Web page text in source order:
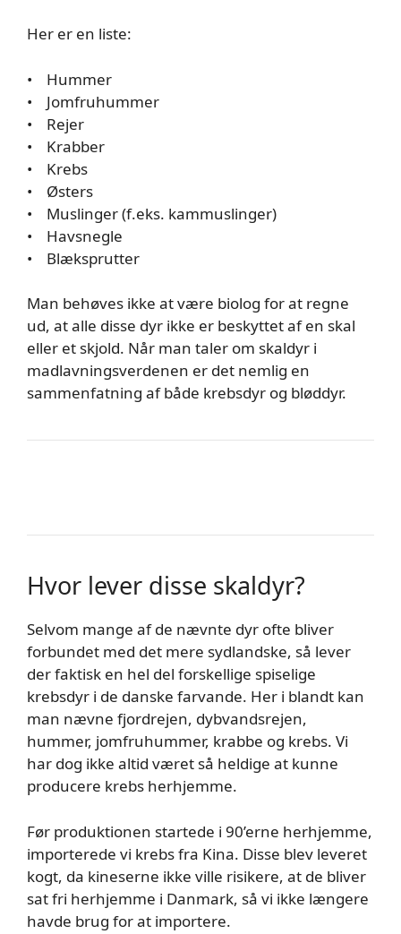
Her er en liste:
• Hummer
• Jomfruhummer
• Rejer
• Krabber
• Krebs
• Østers
• Muslinger (f.eks. kammuslinger)
• Havsnegle
• Blæksprutter
Man behøves ikke at være biolog for at regne
ud, at alle disse dyr ikke er beskyttet af en skal
eller et skjold. Når man taler om skaldyr i
madlavningsverdenen er det nemlig en
sammenfatning af både krebsdyr og bløddyr.
Hvor lever disse skaldyr?
Selvom mange af de nævnte dyr ofte bliver
forbundet med det mere sydlandske, så lever
der faktisk en hel del forskellige spiselige
krebsdyr i de danske farvande. Her i blandt kan
man nævne fjordrejen, dybvandsrejen,
hummer, jomfruhummer, krabbe og krebs. Vi
har dog ikke altid været så heldige at kunne
producere krebs herhjemme.
Før produktionen startede i 90’erne herhjemme,
importerede vi krebs fra Kina. Disse blev leveret
kogt, da kineserne ikke ville risikere, at de bliver
sat fri herhjemme i Danmark, så vi ikke længere
havde brug for at importere.